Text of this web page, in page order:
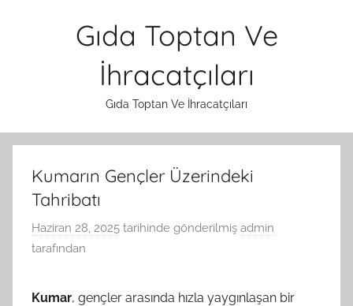
Gıda Toptan Ve
İhracatçıları
Gıda Toptan Ve İhracatçıları
Kumarın Gençler Üzerindeki
Tahribatı
Haziran 28, 2025 tarihinde gönderilmiş admin
tarafından
Kumar, gençler arasında hızla yaygınlaşan bir